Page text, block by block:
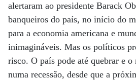
alertaram ao presidente Barack
banqueiros do país, no início do
para a economia americana e
inimagináveis. Mas os políticos
risco. O país pode até quebrar e
numa recessão, desde que a